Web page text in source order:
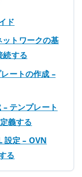
ド
トワークの基
続する
ートの作成 –
テンプレート
義する
定 – OVN
る